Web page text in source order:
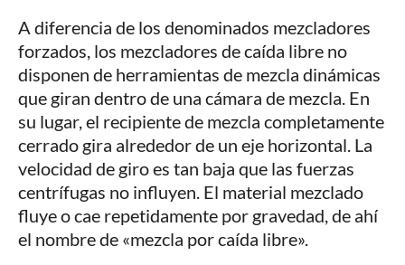
A diferencia de los denominados mezcladores
forzados, los mezcladores de caída libre no
disponen de herramientas de mezcla dinámicas
que giran dentro de una cámara de mezcla. En
su lugar, el recipiente de mezcla completamente
cerrado gira alrededor de un eje horizontal. La
velocidad de giro es tan baja que las fuerzas
centrífugas no influyen. El material mezclado
fluye o cae repetidamente por gravedad, de ahí
el nombre de «mezcla por caída libre».